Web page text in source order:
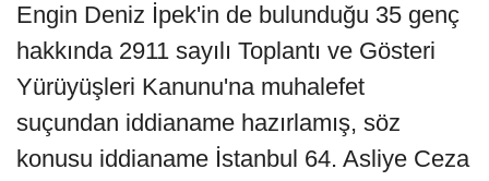
Engin Deniz İpek'in de bulunduğu 35 genç
hakkında 2911 sayılı Toplantı ve Gösteri
Yürüyüşleri Kanunu'na muhalefet
suçundan iddianame hazırlamış, söz
konusu iddianame İstanbul 64. Asliye Ceza